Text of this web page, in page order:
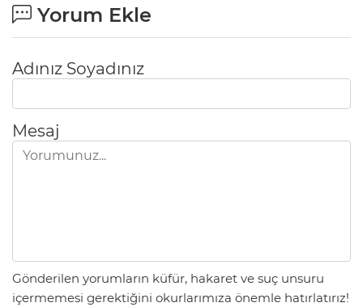
Yorum Ekle
Adınız Soyadınız
Mesaj
Gönderilen yorumların küfür, hakaret ve suç unsuru
içermemesi gerektiğini okurlarımıza önemle hatırlatırız!